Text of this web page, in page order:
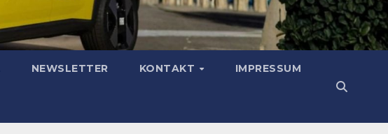
NEWSLETTER KONTAKT IMPRESSUM